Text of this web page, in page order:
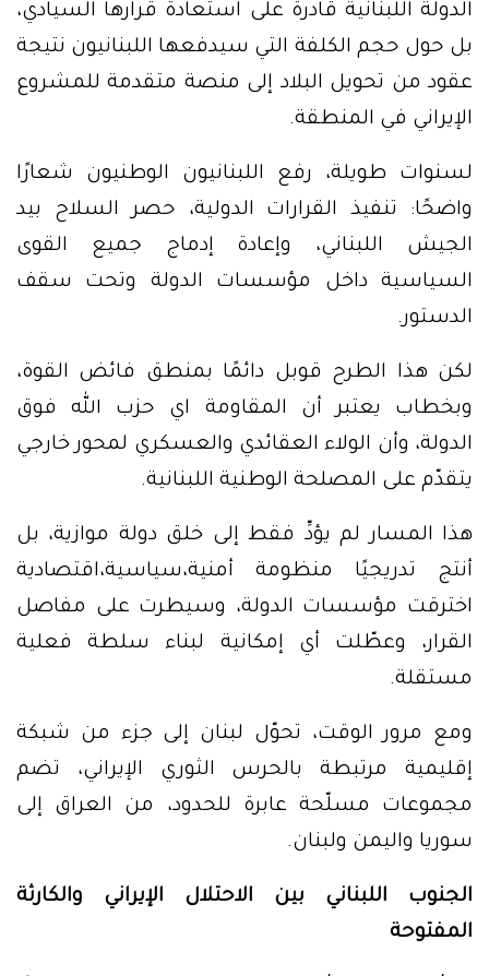
الدولة اللبنانية قادرة على استعادة قرارها السيادي،
بل حول حجم الكلفة التي سيدفعها اللبنانيون نتيجة
عقود من تحويل البلاد إلى منصة متقدمة للمشروع
الإيراني في المنطقة.
لسنوات طويلة، رفع اللبنانيون الوطنيون شعارًا
واضحًا: تنفيذ القرارات الدولية، حصر السلاح بيد
الجيش اللبناني، وإعادة إدماج جميع القوى
السياسية داخل مؤسسات الدولة وتحت سقف
الدستور.
لكن هذا الطرح قوبل دائمًا بمنطق فائض القوة،
وبخطاب يعتبر أن المقاومة اي حزب الله فوق
الدولة، وأن الولاء العقائدي والعسكري لمحور خارجي
يتقدّم على المصلحة الوطنية اللبنانية.
هذا المسار لم يؤدِّ فقط إلى خلق دولة موازية، بل
أنتج تدريجيًا منظومة أمنية،سياسية،اقتصادية
اخترقت مؤسسات الدولة، وسيطرت على مفاصل
القرار، وعطّلت أي إمكانية لبناء سلطة فعلية
مستقلة.
ومع مرور الوقت، تحوّل لبنان إلى جزء من شبكة
إقليمية مرتبطة بالحرس الثوري الإيراني، تضم
مجموعات مسلّحة عابرة للحدود، من العراق إلى
سوريا واليمن ولبنان.
الجنوب اللبناني بين الاحتلال الإيراني والكارثة
المفتوحة